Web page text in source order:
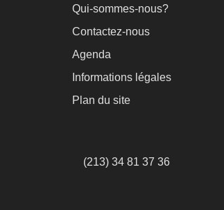
Qui-sommes-nous?
Contactez-nous
Agenda
Informations légales
Plan du site
(213) 34 81 37 36